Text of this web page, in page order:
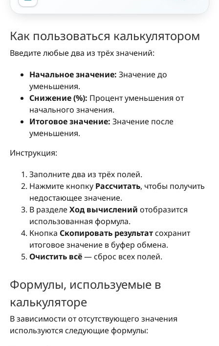
Как пользоваться калькулятором
Введите любые два из трёх значений:
Начальное значение: Значение до
уменьшения.
Снижение (%): Процент уменьшения от
начального значения.
Итоговое значение: Значение после
уменьшения.
Инструкция:
Заполните два из трёх полей.
Нажмите кнопку Рассчитать, чтобы получить
недостающее значение.
В разделе Ход вычислений отобразится
использованная формула.
Кнопка Скопировать результатсохранит
итоговое значение в буфер обмена.
Очистить всё— сброс всех полей.
Формулы, используемые в
калькуляторе
В зависимости от отсутствующего значения
используются следующие формулы: